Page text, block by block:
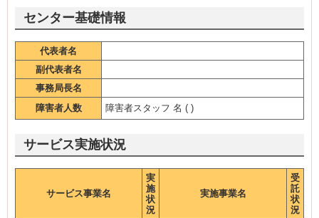
センター基礎情報
代表者名
副代表者名
事務局長名
障害者人数
障害者スタッフ 名 ( )
サービス実施状況
サービス事業名
実
施
状
況
実施事業名
受
託
状
況